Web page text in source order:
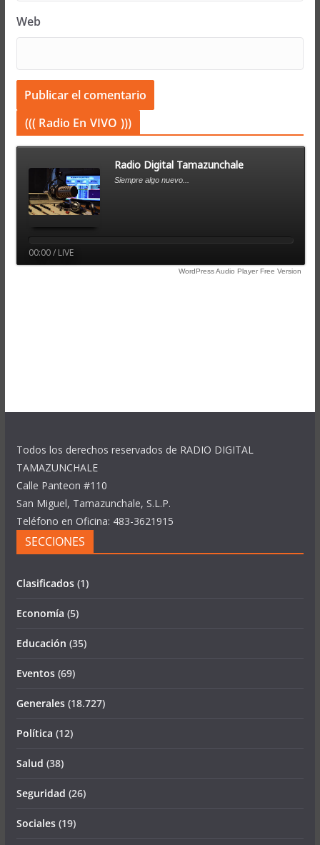
Web
((( Radio En VIVO )))
Radio Digital Tamazunchale
Siempre algo nuevo...
00:00 / LIVE
WordPress Audio Player Free Version
Todos los derechos reservados de RADIO DIGITAL
TAMAZUNCHALE
Calle Panteon #110
San Miguel, Tamazunchale, S.L.P.
Teléfono en Oficina: 483-3621915
SECCIONES
Clasificados(1)
Economía (5)
Educación (35)
Eventos(69)
Generales(18.727)
Política (12)
Salud (38)
Seguridad (26)
Sociales(19)